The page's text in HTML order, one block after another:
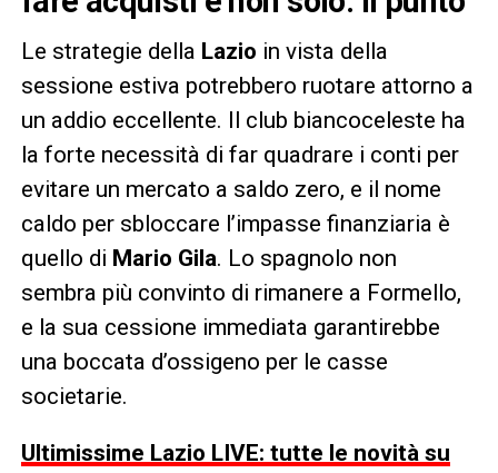
Le strategie della Lazio in vista della
sessione estiva potrebbero ruotare attorno a
un addio eccellente. Il club biancoceleste ha
la forte necessità di far quadrare i conti per
evitare un mercato a saldo zero, e il nome
caldo per sbloccare l’impasse finanziaria è
quello di Mario Gila. Lo spagnolo non
sembra più convinto di rimanere a Formello,
e la sua cessione immediata garantirebbe
una boccata d’ossigeno per le casse
societarie.
Ultimissime Lazio LIVE: tutte le novità su